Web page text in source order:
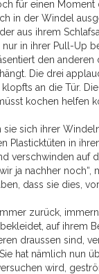
für einen Moment
in der Windel
aus ihrem
nur in ihrer Pull-Up
den anderen
Die drei
an die Tür.
kochen helfen
sich ihrer
Plasticktüten in
verschwinden auf
ja nachher noch“,
dass sie dies,
zurück,
auf ihrem
draussen sind,
hat nämlich nun
wird,